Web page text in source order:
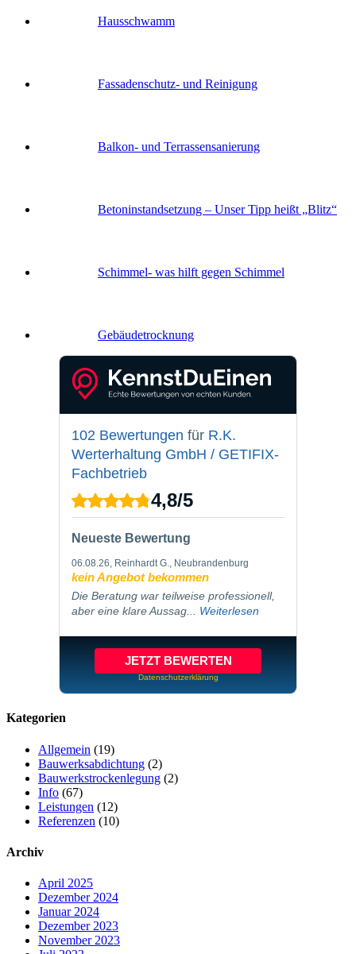
Hausschwamm
Fassaden­schutz- und Reinigung
Balkon- und Terras­sen­sanierung
Betoninstandsetzung – Unser Tipp heißt „Blitz“
Schimmel- was hilft gegen Schimmel
Gebäude­trocknung
102 Bewertungen für R.K.
Werterhaltung GmbH / GETIFIX-
Fachbetrieb
4,8/5
Neueste Bewertung
06.08.26, Reinhardt G., Neubrandenburg
kein Angebot bekommen
Die Beratung war teilweise professionell,
aber eine klare Aussag... Weiterlesen
JETZT BEWERTEN
Datenschutzerklärung
Kategorien
Allgemein (19)
Bauwerksabdichtung (2)
Bauwerkstrockenlegung (2)
Info (67)
Leistungen (12)
Referenzen (10)
Archiv
April 2025
Dezember 2024
Januar 2024
Dezember 2023
November 2023